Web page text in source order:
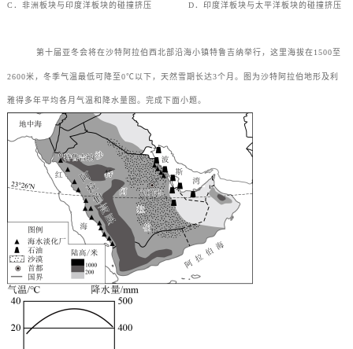
C．非洲板块与印度洋板块的碰撞挤压 D．印度洋板块与太平洋板块的碰撞挤压
第十届亚冬会将在沙特阿拉伯西北部沿海小镇特鲁吉纳举行，这里海拔在1500至
2600米，冬季气温最低可降至0℃以下，天然雪期长达3个月。图为沙特阿拉伯地形及利
雅得多年平均各月气温和降水量图。完成下面小题。